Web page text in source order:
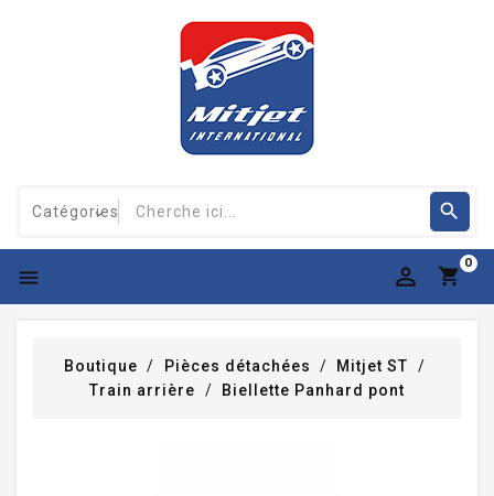

0
Boutique Pièces détachées
Mitjet ST
Train arrière
Biellette Panhard pont